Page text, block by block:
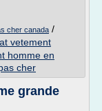
cher canada /
vetement
homme en
cher
grande